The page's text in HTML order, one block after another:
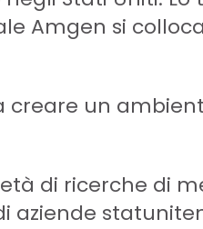
Amgen si
creare un
di ricerche di
aziende